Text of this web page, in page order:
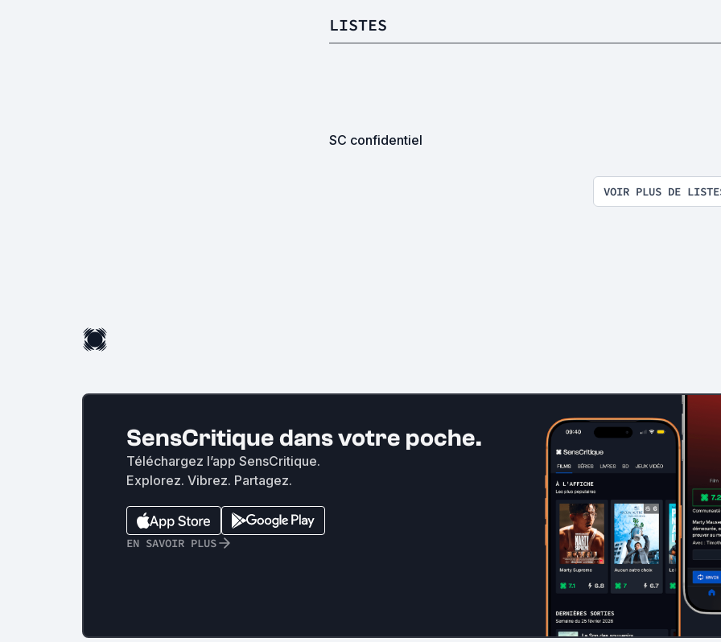
LISTES
SC confidentiel
VOIR PLUS DE
SensCritique dans votre poche.
Téléchargez l’app SensCritique.
Explorez. Vibrez. Partagez.
EN SAVOIR PLUS